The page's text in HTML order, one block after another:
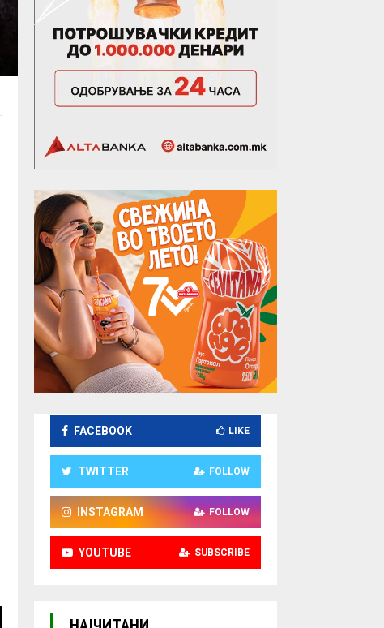
FACEBOOK LIKE
TWITTER FOLLOW
INSTAGRAM FOLLOW
YOUTUBE SUBSCRIBE